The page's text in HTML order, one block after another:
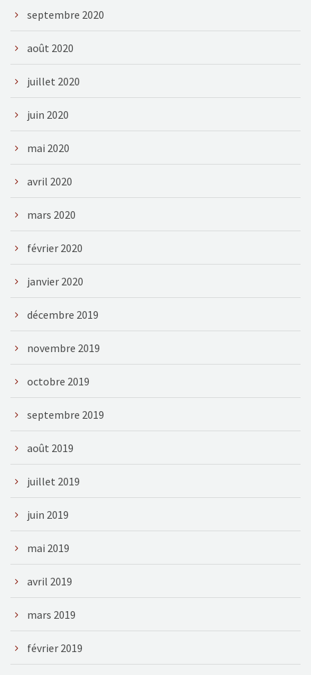
septembre 2020
août 2020
juillet 2020
juin 2020
mai 2020
avril 2020
mars 2020
février 2020
janvier 2020
décembre 2019
novembre 2019
octobre 2019
septembre 2019
août 2019
juillet 2019
juin 2019
mai 2019
avril 2019
mars 2019
février 2019